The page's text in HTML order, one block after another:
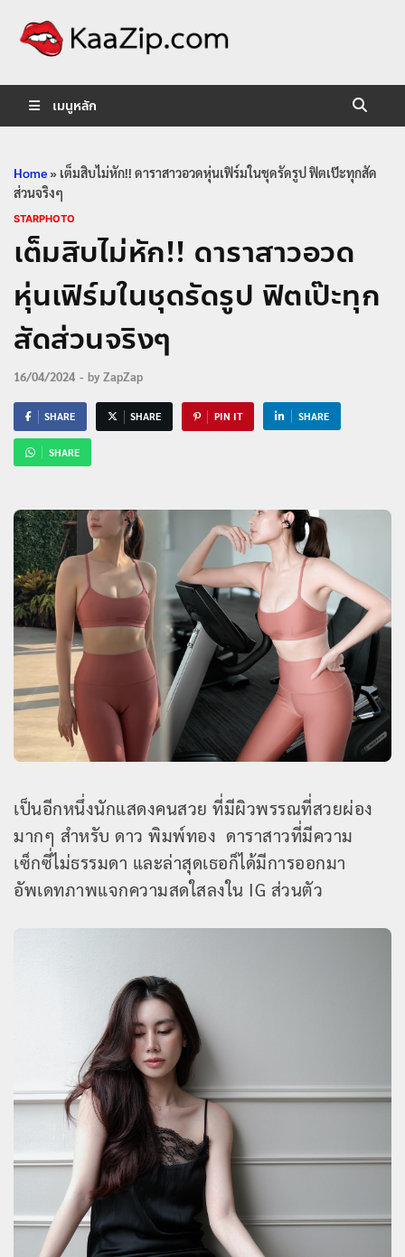
เมนูหลัก
Home» เต็มสิบไม่หัก!! ดาราสาวอวดหุ่นเฟิร์มในชุดรัดรูป ฟิตเป๊ะทุกสัด
ส่วนจริงๆ
STARPHOTO
เต็มสิบไม่หัก!! ดาราสาวอวด
หุ่นเฟิร์มในชุดรัดรูป ฟิตเป๊ะทุก
สัดส่วนจริงๆ
16/04/2024 - by ZapZap
SHARE SHARE PIN IT SHARE
SHARE
เป็นอีกหนึ่งนักแสดงคนสวย ที่มีผิวพรรณที่สวยผ่อง
มากๆ สำหรับ ดาว พิมพ์ทอง ดาราสาวที่มีความ
เซ็กซี่ไม่ธรรมดา และล่าสุดเธอก็ได้มีการออกมา
อัพเดทภาพแจกความสดใสลงใน IG ส่วนตัว